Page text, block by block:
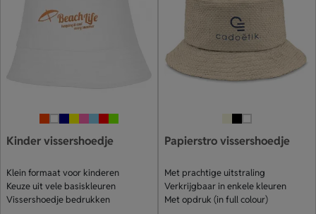
Kinder vissershoedje
Klein formaat voor kinderen
Keuze uit vele basiskleuren
Vissershoedje bedrukken
Papierstro vissershoedje
Met prachtige uitstraling
Verkrijgbaar in enkele kleuren
Met opdruk (in full colour)